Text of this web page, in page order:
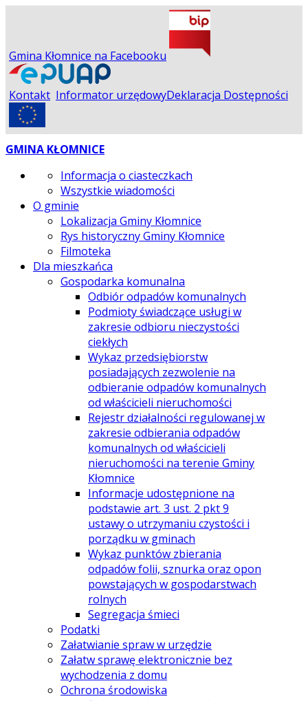
Gmina Kłomnice na Facebooku
Kontakt Informator urzędowyDeklaracja Dostępności
GMINA KŁOMNICE
Informacja o ciasteczkach
Wszystkie wiadomości
O gminie
Lokalizacja Gminy Kłomnice
Rys historyczny Gminy Kłomnice
Filmoteka
Dla mieszkańca
Gospodarka komunalna
Odbiór odpadów komunalnych
Podmioty świadczące usługi w
zakresie odbioru nieczystości
ciekłych
Wykaz przedsiębiorstw
posiadających zezwolenie na
odbieranie odpadów komunalnych
od właścicieli nieruchomości
Rejestr działalności regulowanej w
zakresie odbierania odpadów
komunalnych od właścicieli
nieruchomości na terenie Gminy
Kłomnice
Informacje udostępnione na
podstawie art. 3 ust. 2 pkt 9
ustawy o utrzymaniu czystości i
porządku w gminach
Wykaz punktów zbierania
odpadów folii, sznurka oraz opon
powstających w gospodarstwach
rolnych
Segregacja śmieci
Podatki
Załatwianie spraw w urzędzie
Załatw sprawę elektronicznie bez
wychodzenia z domu
Ochrona środowiska